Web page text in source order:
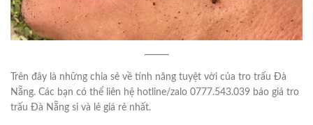
Trên đây là những chia sẻ về tính năng tuyệt vời của tro trấu Đà
Nẵng. Các bạn có thể liên hệ hotline/zalo 0777.543.039 báo giá tro
trấu Đà Nẵng sỉ và lẻ giá rẻ nhất.